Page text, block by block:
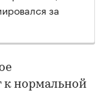
за
к нормальной